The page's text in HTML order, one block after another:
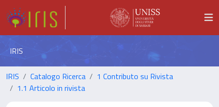
IRIS
IRIS Catalogo Ricerca
1 Contributo su Rivista
1.1 Articolo in rivista